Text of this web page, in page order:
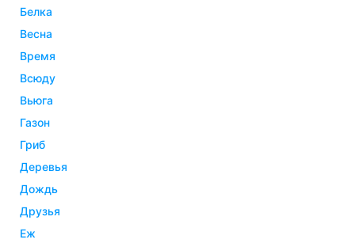
белка
весна
время
всюду
вьюга
газон
гриб
деревья
дождь
друзья
еж